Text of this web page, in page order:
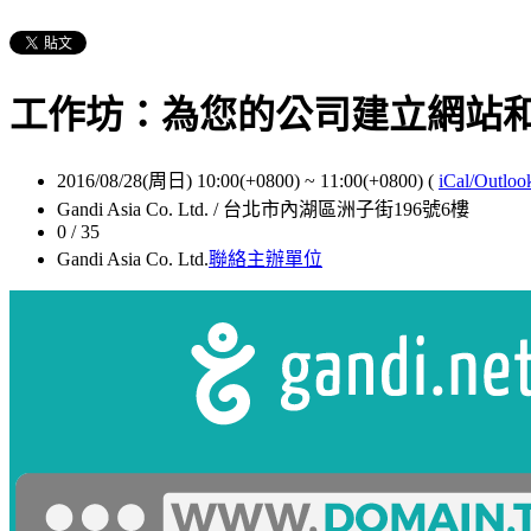
工作坊：為您的公司建立網站
2016/08/28(周日) 10:00(+0800) ~ 11:00(+0800) ( iCal/
Gandi Asia Co. Ltd. / 台北市內湖區洲子街196號6樓
0 / 35
Gandi Asia Co. Ltd.聯絡主辦單位